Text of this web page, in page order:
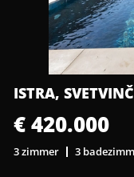
ISTRA,
€ 420.000
3 zimmer 3